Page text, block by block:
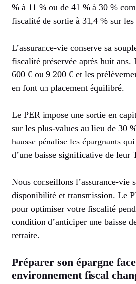
% à 11 % ou de 41 % à 30 %
fiscalité de sortie à 31,4 % sur les
L’assurance-vie conserve sa
fiscalité préservée après huit ans.
600 € ou 9 200 € et les
en font un placement équilibré.
Le PER impose une sortie en
sur les plus-values au lieu de 30
hausse pénalise les épargnants
d’une baisse significative de leur
Nous conseillons l’assurance-vie
disponibilité et transmission. Le
pour optimiser votre fiscalité
condition d’anticiper une baisse
retraite.
Préparer son épargne
environnement fiscal